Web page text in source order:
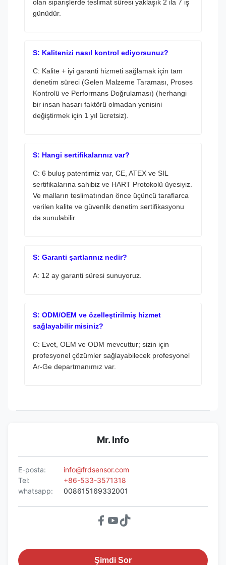
olan siparişlerde teslimat süresi yaklaşık 2 ila 7 iş
günüdür.
S: Kalitenizi nasıl kontrol ediyorsunuz?
C: Kalite + iyi garanti hizmeti sağlamak için tam
denetim süreci (Gelen Malzeme Taraması, Proses
Kontrolü ve Performans Doğrulaması) (herhangi
bir insan hasarı faktörü olmadan yenisini
değiştirmek için 1 yıl ücretsiz).
S: Hangi sertifikalarınız var?
C: 6 buluş patentimiz var, CE, ATEX ve SIL
sertifikalarına sahibiz ve HART Protokolü üyesiyiz.
Ve malların teslimatından önce üçüncü taraflarca
verilen kalite ve güvenlik denetim sertifikasyonu
da sunulabilir.
S: Garanti şartlarınız nedir?
A: 12 ay garanti süresi sunuyoruz.
S: ODM/OEM ve özelleştirilmiş hizmet
sağlayabilir misiniz?
C: Evet, OEM ve ODM mevcuttur; sizin için
profesyonel çözümler sağlayabilecek profesyonel
Ar-Ge departmanımız var.
Mr. Info
E-posta:
info@frdsensor.com
Tel:
+86-533-3571318
whatsapp:
008615169332001
Şimdi Sor